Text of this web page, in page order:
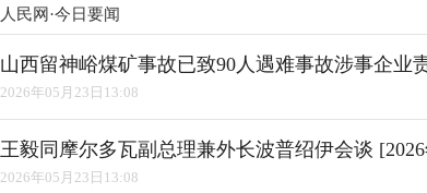
人民网·今日要闻
2026年05月23日13:08
2026年05月23日13:08